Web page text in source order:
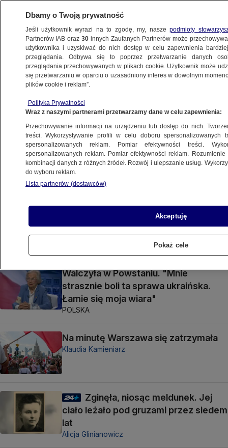
HISTORIA WARSZAWY
Remontują katakumby na Cmentarzu
Powązkowskim
WARSZAWA
Nie żyje sanitariuszka Powstania
Warszawskiego
WARSZAWA
Internauci bezlitośni. "Albo ktoś
nie ogarnia historii, albo mu
to obojętne"
Walczyła w Powstaniu. "Mnie
strasznie boli ta sprawa ukraińska.
Łamie się moja wiara"
POLSKA
Na minutę Warszawa się zatrzymała
Klaudia Kamieniarz
Zginęła, niosąc meldunek. Jej
ciało leżało pod gruzami przez siedem
lat
Alicja Glinianowicz
Dbamy o Twoją prywatność
Jeśli użytkownik wyrazi na to zgodę, my, naszepodmioty
Partnerów IAB oraz30 innych Zaufanych Partnerów może
użytkownika i uzyskiwać do nich dostęp w celu zapewnienia
przeglądania. Odbywa się to poprzez przetwarzanie danych
przeglądania przechowywanych w plikach cookie. Użytkownik może
się przetwarzaniu w oparciu o uzasadniony interes w dowolnym
plików cookie i reklam”.
Polityka Prywatności
Wraz z naszymi partnerami przetwarzamy dane w celu zapewnienia:
Przechowywanie informacji na urządzeniu lub dostęp do nich.
treści. Wykorzystywanie profili w celu doboru spersonalizowanych
spersonalizowanych reklam. Pomiar efektywności treści.
spersonalizowanych reklam. Pomiar efektywności reklam.
kombinacji danych z różnych źródeł. Rozwój i ulepszanie usług.
do wyboru reklam.
Lista partnerów (dostawców)
Akceptuję
Pokaż cele